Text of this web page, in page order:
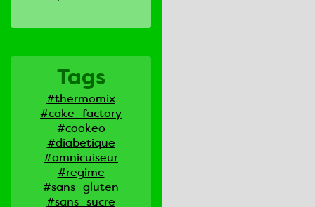
Tags
#thermomix
#cake_factory
#cookeo
#diabetique
#omnicuiseur
#regime
#sans_gluten
#sans_sucre